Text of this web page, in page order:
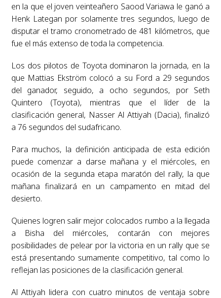
en la que el joven veinteañero Saood Variawa le ganó a
Henk Lategan por solamente tres segundos, luego de
disputar el tramo cronometrado de 481 kilómetros, que
fue el más extenso de toda la competencia.
Los dos pilotos de Toyota dominaron la jornada, en la
que Mattias Ekström colocó a su Ford a 29 segundos
del ganador, seguido, a ocho segundos, por Seth
Quintero (Toyota), mientras que el líder de la
clasificación general, Nasser Al Attiyah (Dacia), finalizó
a 76 segundos del sudafricano.
Para muchos, la definición anticipada de esta edición
puede comenzar a darse mañana y el miércoles, en
ocasión de la segunda etapa maratón del rally, la que
mañana finalizará en un campamento en mitad del
desierto.
Quienes logren salir mejor colocados rumbo a la llegada
a Bisha del miércoles, contarán con mejores
posibilidades de pelear por la victoria en un rally que se
está presentando sumamente competitivo, tal como lo
reflejan las posiciones de la clasificación general.
Al Attiyah lidera con cuatro minutos de ventaja sobre